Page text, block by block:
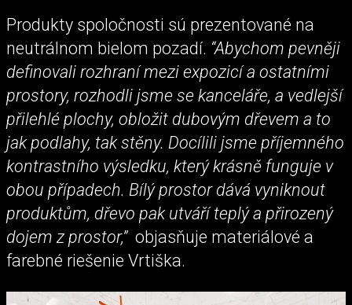
Produkty spoločnosti sú prezentované na
neutrálnom bielom pozadí. “Abychom pevněji
definovali rozhraní mezi expozicí a ostatními
prostory, rozhodli jsme se kanceláře, a vedlejší
přilehlé plochy, obložit dubovým dřevem a to
jak podlahy, tak stěny. Docílili jsme příjemného
kontrastního výsledku, který krásně funguje v
obou případech. Bílý prostor dává vyniknout
produktům, dřevo pak utváří teplý a přirozený
dojem z prostor,” objasňuje materiálové a
farebné riešenie Vrtiška.